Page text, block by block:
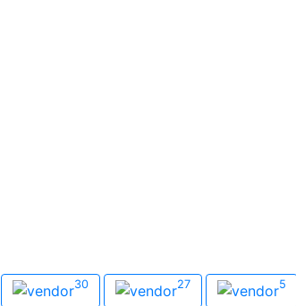
Производитель
Olympus
30 Pentax
27 5